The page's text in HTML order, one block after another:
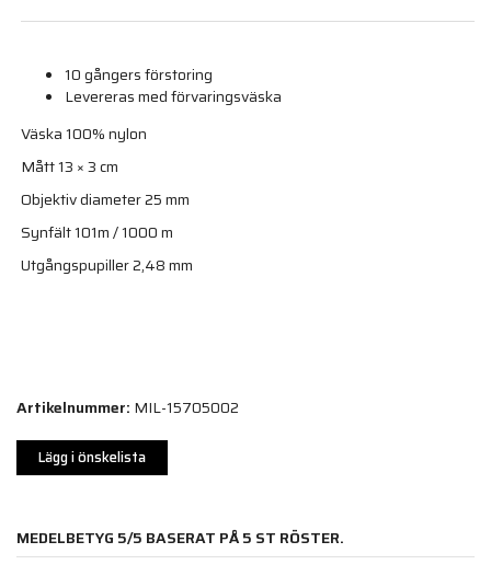
10 gångers förstoring
Levereras med förvaringsväska
Väska 100% nylon
Mått 13 × 3 cm
Objektiv diameter 25 mm
Synfält 101m / 1000 m
Utgångspupiller 2,48 mm
Artikelnummer: MIL-15705002
Lägg i önskelista
MEDELBETYG 5/5 BASERAT PÅ5 ST RÖSTER.